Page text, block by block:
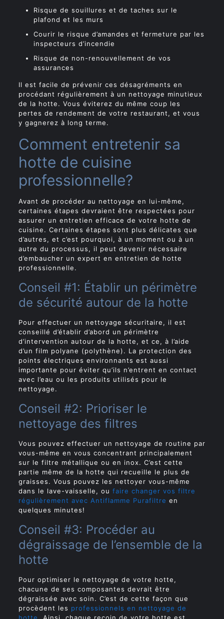
Risque de souillures et de taches sur le
plafond et les murs
Courir le risque d’amandes et fermeture par les
inspecteurs d’incendie
Risque de non-renouvellement de vos
assurances
Il est facile de prévenir ces désagréments en
procédant régulièrement à un nettoyage minutieux
de la hotte. Vous éviterez du même coup les
pertes de rendement de votre restaurant, et vous
y gagnerez à long terme.
Comment entretenir sa
hotte de cuisine
professionnelle?
Avant de procéder au nettoyage en lui-même,
certaines étapes devraient être respectées pour
assurer un entretien efficace de votre hotte de
cuisine. Certaines étapes sont plus délicates que
d’autres, et c’est pourquoi, à un moment ou à un
autre du processus, il peut devenir nécessaire
d’embaucher un expert en entretien de hotte
professionnelle.
Conseil #1: Établir un périmètre
de sécurité autour de la hotte
Pour effectuer un nettoyage sécuritaire, il est
conseillé d’établir d’abord un périmètre
d’intervention autour de la hotte, et ce, à l’aide
d’un film polyane (polythène). La protection des
points électriques environnants est aussi
importante pour éviter qu’ils n’entrent en contact
avec l’eau ou les produits utilisés pour le
nettoyage.
Conseil #2: Prioriser le
nettoyage des filtres
Vous pouvez effectuer un nettoyage de routine par
vous-même en vous concentrant principalement
sur le filtre métallique ou en inox. C’est cette
partie même de la hotte qui recueille le plus de
graisses. Vous pouvez les nettoyer vous-même
dans le lave-vaisselle, ou faire changer vos filtre
régulièrement avec Antiflamme Purafiltre en
quelques minutes!
Conseil #3: Procéder au
dégraissage de l’ensemble de la
hotte
Pour optimiser le nettoyage de votre hotte,
chacune de ses composantes devrait être
dégraissée avec soin. C’est de cette façon que
procèdent les professionnels en nettoyage de